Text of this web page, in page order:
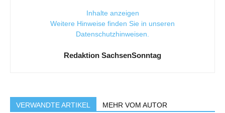
Inhalte anzeigen
Weitere Hinweise finden Sie in unseren
Datenschutzhinweisen
Redaktion SachsenSonntag
VERWANDTE ARTIKEL MEHR VOM AUTOR